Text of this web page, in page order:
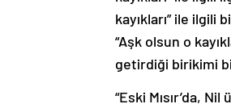
kayıkları” ile ilgili
“Aşk olsun o
getirdiği birikimi
“Eski Mısır’da,